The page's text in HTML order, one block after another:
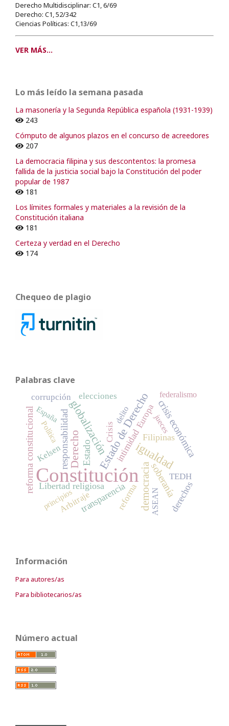
Derecho Multidisciplinar: C1, 6/69
Derecho: C1, 52/342
Ciencias Políticas: C1,13/69
VER MÁS...
Lo más leído la semana pasada
La masonería y la Segunda República española (1931-1939)
243
Cómputo de algunos plazos en el concurso de acreedores
207
La democracia filipina y sus descontentos: la promesa
fallida de la justicia social bajo la Constitución del poder
popular de 1987
181
Los límites formales y materiales a la revisión de la
Constitución italiana
181
Certeza y verdad en el Derecho
174
Chequeo de plagio
Palabras clave
Constitución
igualdad
Estado de Derecho
globalización
Derecho
democracia
crisis económica
Estado
reforma constitucional soberanía
responsabilidad
transparencia
intimidadFilipinas
derechos
Libertad religiosa
Crisis
reforma
TEDH
elecciones
Europa
Arbitraje
corrupción
Kelsen
federalismo
Política
ASEAN
España jueces
principios
delito
Información
Para autores/as
Para bibliotecarios/as
Número actual